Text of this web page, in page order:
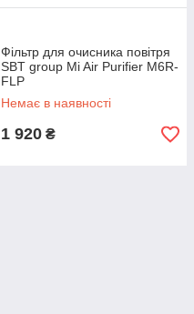
Фільтр для очисника повітря
SBT group Mi Air Purifier M6R-
FLP
Немає в наявності
1 920 ₴